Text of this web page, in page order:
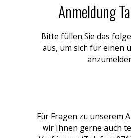
Anmeldung
Bitte füllen Sie das
aus, um sich für einen
Für Fragen zu unserem
wir Ihnen gerne auch